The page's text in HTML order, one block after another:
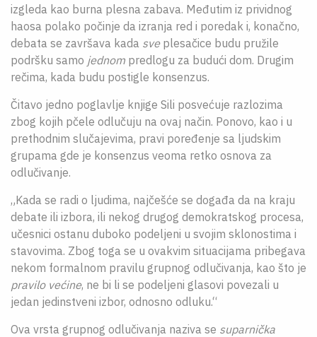
izgleda kao burna plesna zabava. Međutim iz prividnog
haosa polako počinje da izranja red i poredak i, konačno,
debata se završava kada sveplesačice budu pružile
podršku samo jednom predlogu za budući dom. Drugim
rečima, kada budu postigle konsenzus.
Čitavo jedno poglavlje knjige Sili posvećuje razlozima
zbog kojih pčele odlučuju na ovaj način. Ponovo, kao i u
prethodnim slučajevima, pravi poređenje sa ljudskim
grupama gde je konsenzus veoma retko osnova za
odlučivanje.
„Kada se radi o ljudima, najčešće se događa da na kraju
debate ili izbora, ili nekog drugog demokratskog procesa,
učesnici ostanu duboko podeljeni u svojim sklonostima i
stavovima. Zbog toga se u ovakvim situacijama pribegava
nekom formalnom pravilu grupnog odlučivanja, kao što je
pravilo većine, ne bi li se podeljeni glasovi povezali u
jedan jedinstveni izbor, odnosno odluku.“
Ova vrsta grupnog odlučivanja naziva se suparnička